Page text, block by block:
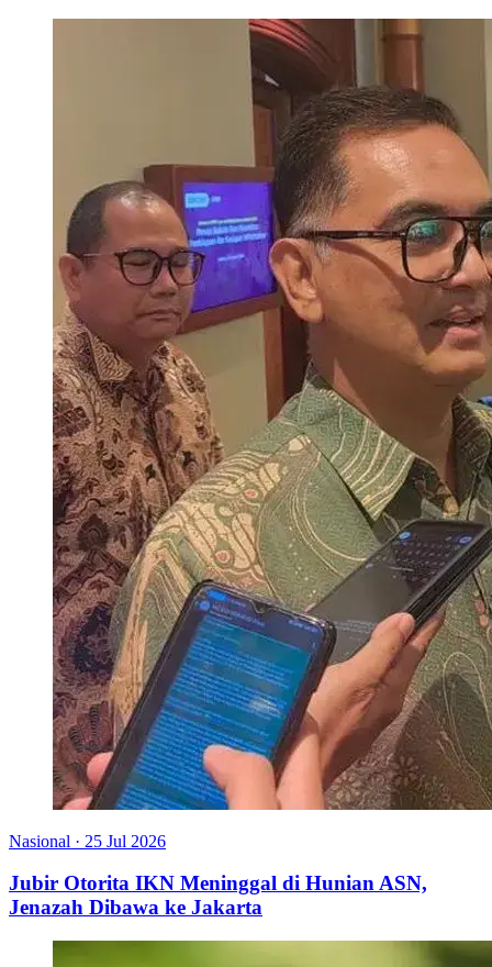
Nasional · 25 Jul 2026
Jubir Otorita IKN Meninggal di Hunian ASN,
Jenazah Dibawa ke Jakarta